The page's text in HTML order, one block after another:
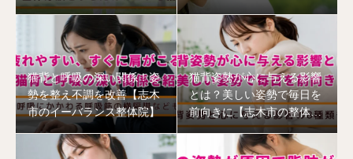
猫背と呼吸の深い関係！姿
勢を整え不調を改善【志木
市のイーバランス整体院】
猫背姿勢が心に与える影響
とは？美しい姿勢で毎日を
前向きに【志木市の整体
院】